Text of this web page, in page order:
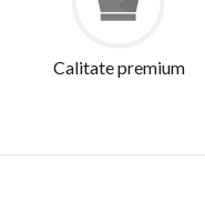
Calitate premium